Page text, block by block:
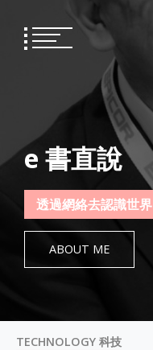
content
e 書直說
透過網絡去認識世界
ABOUT ME
TECHNOLOGY 科技